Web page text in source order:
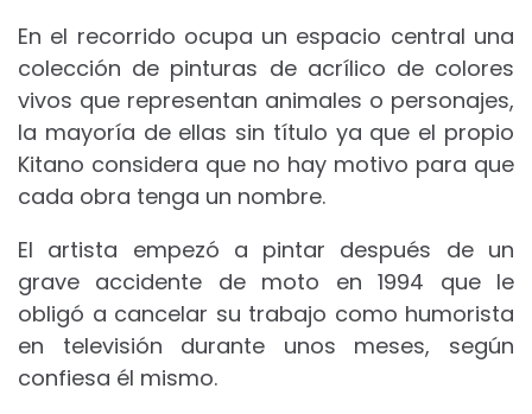
En el recorrido ocupa un espacio central una
colección de pinturas de acrílico de colores
vivos que representan animales o personajes,
la mayoría de ellas sin título ya que el propio
Kitano considera que no hay motivo para que
cada obra tenga un nombre.
El artista empezó a pintar después de un
grave accidente de moto en 1994 que le
obligó a cancelar su trabajo como humorista
en televisión durante unos meses, según
confiesa él mismo.